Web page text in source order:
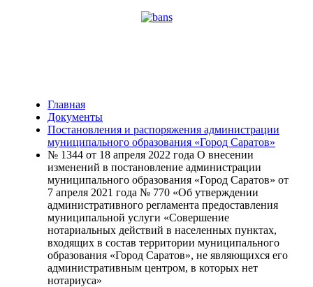
Главная
Документы
Постановления и распоряжения администрации
муниципального образования «Город Саратов»
№ 1344 от 18 апреля 2022 года О внесении
изменений в постановление администрации
муниципального образования «Город Саратов» от
7 апреля 2021 года № 770 «Об утверждении
административного регламента предоставления
муниципальной услуги «Совершение
нотариальных действий в населенных пунктах,
входящих в состав территории муниципального
образования «Город Саратов», не являющихся его
административным центром, в которых нет
нотариуса»